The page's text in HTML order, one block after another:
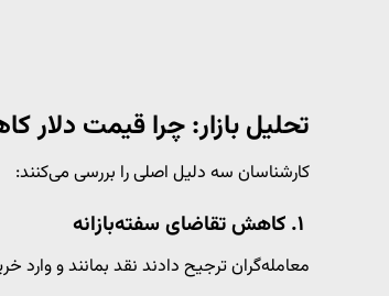
تحلیل بازار: چرا قیمت دلار
کارشناسان سه دلیل اصلی را بررسی می‌کنند:
معامله‌گران ترجیح دادند نقد بمانند و وارد